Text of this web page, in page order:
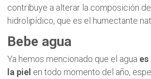
contribuye a alterar la composición
hidrolipídico, que es el humectante
Bebe agua
Ya hemos mencionado que el agua es
la piel en todo momento del año,